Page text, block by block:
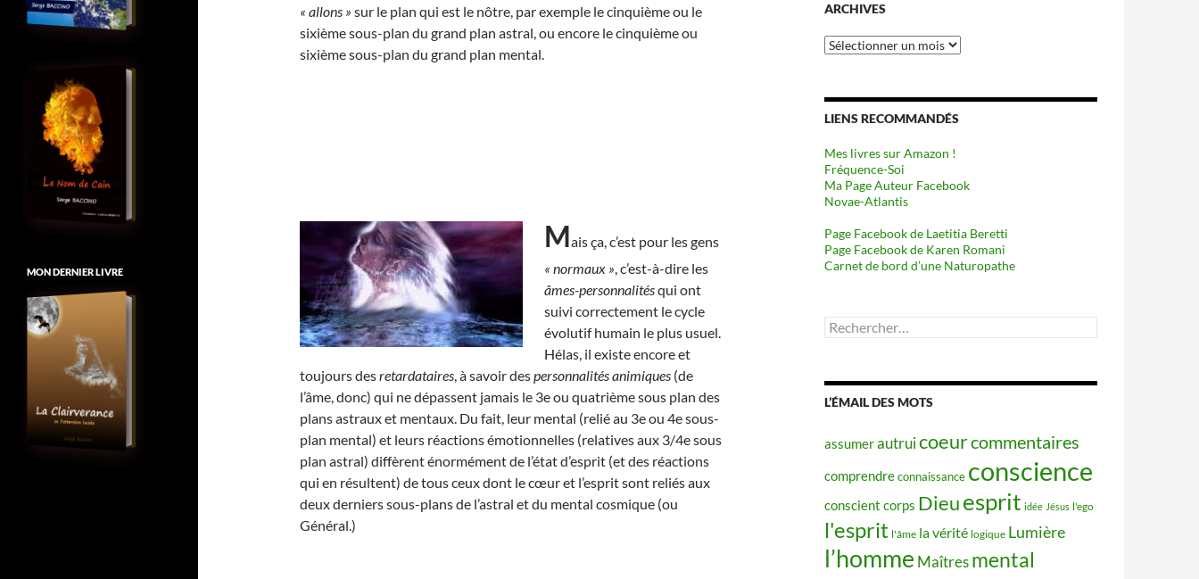
« allons » sur le plan qui est le nôtre, par exemple le cinquième ou le
sixième sous-plan du grand plan astral, ou encore le cinquième ou
sixième sous-plan du grand plan mental.
Mais ça, c’est pour les gens
« normaux », c’est-à-dire les
âmes-personnalitésqui ont
suivi correctement le cycle
évolutif humain le plus usuel.
Hélas, il existe encore et
toujours desretardataires, à savoir despersonnalités animiques (de
l’âme, donc) qui ne dépassent jamais le 3e ou quatrième sous plan des
plans astraux et mentaux. Du fait, leur mental (relié au 3e ou 4e sous-
plan mental) et leurs réactions émotionnelles (relatives aux 3/4e sous
plan astral) diffèrent énormément de l’état d’esprit (et des réactions
qui en résultent) de tous ceux dont le cœur et l’esprit sont reliés aux
deux derniers sous-plans de l’astral et du mental cosmique (ou
Général.)
ARCHIVES
Archives
LIENS RECOMMANDÉS
Mes livres sur Amazon !
Fréquence-Soi
Ma Page Auteur Facebook
Novae-Atlantis
Page Facebook de Laetitia Beretti
Page Facebook de Karen Romani
Carnet de bord d’une Naturopathe
Rechercher :
L’ÉMAIL DES MOTS
assumerautruicoeurcommentaires
comprendreconnaissance conscience
conscient corps Dieuesprit idée Jésus l'ego
l'esprit l'âme la vérité logique Lumière
l’homme Maîtres mental
MON DERNIER LIVRE